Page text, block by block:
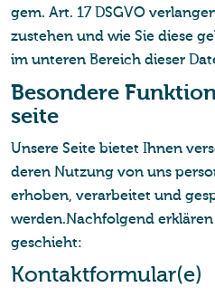
gem. Art. 17 DSGVO
zustehen und wie Sie diese
im unteren Bereich dieser
Be­son­de­re
sei­te
Unsere Seite bietet Ihnen
deren Nutzung von uns
erhoben, verarbeitet und
werden.Nachfolgend
geschieht:
Kon­takt­for­mu­lar(e)